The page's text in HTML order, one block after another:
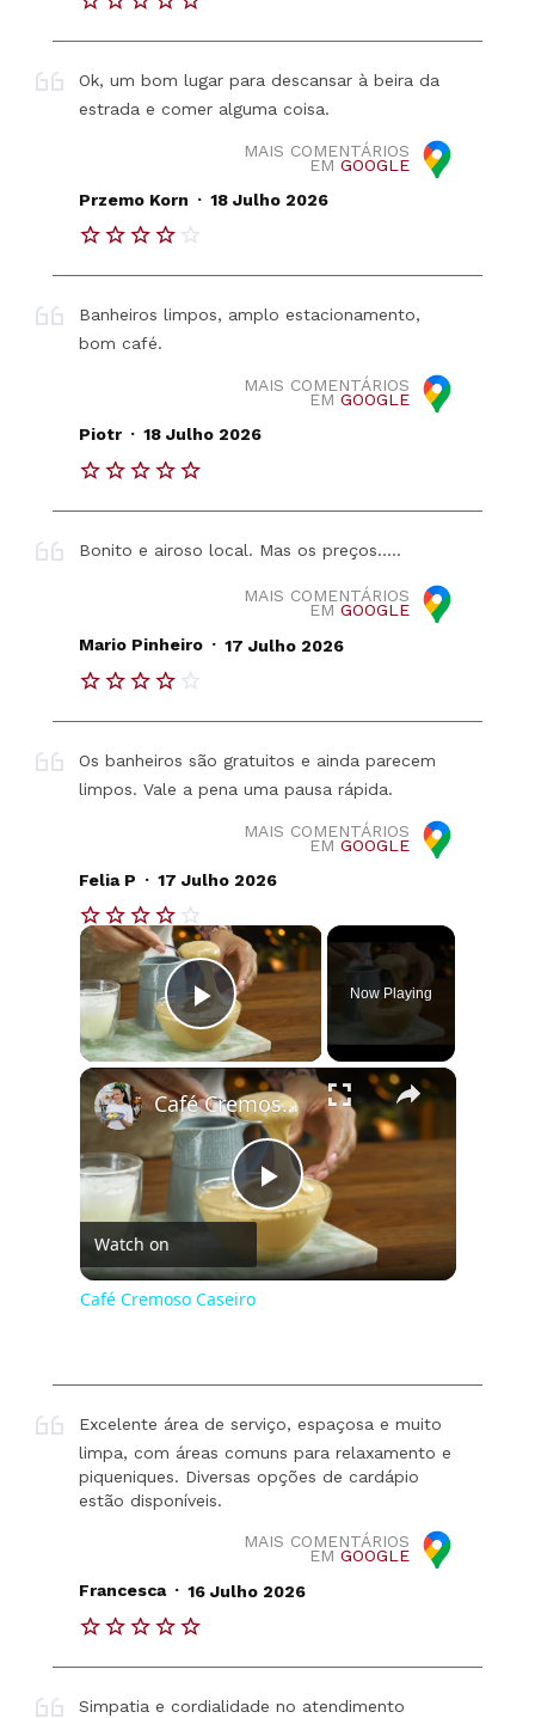
Ok, um bom lugar para descansar à beira da
estrada e comer alguma coisa.
MAIS COMENTÁRIOS
EM GOOGLE
Przemo Korn . 18 Julho 2026
Banheiros limpos, amplo estacionamento,
bom café.
MAIS COMENTÁRIOS
EM GOOGLE
Piotr . 18 Julho 2026
Bonito e airoso local. Mas os preços.....
MAIS COMENTÁRIOS
EM GOOGLE
Mario Pinheiro . 17 Julho 2026
Os banheiros são gratuitos e ainda parecem
limpos. Vale a pena uma pausa rápida.
MAIS COMENTÁRIOS
EM GOOGLE
Felia P . 17 Julho 2026
×
Play Video
Now Playing
×
Play
Video
Café Cremoso Caseiro
Watch on
Café Cremoso Caseiro
Excelente área de serviço, espaçosa e muito
limpa, com áreas comuns para relaxamento e
piqueniques. Diversas opções de cardápio
estão disponíveis.
MAIS COMENTÁRIOS
EM GOOGLE
Francesca . 16 Julho 2026
Simpatia e cordialidade no atendimento